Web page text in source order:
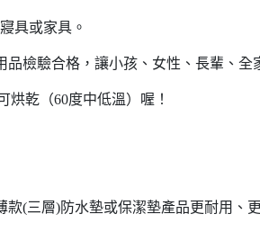
具或家具。
檢驗合格，讓小孩、女性、長輩、全
乾（60度中低溫）喔！
(三層)防水墊或保潔墊產品更耐用、